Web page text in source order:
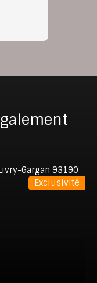
Exclusivité